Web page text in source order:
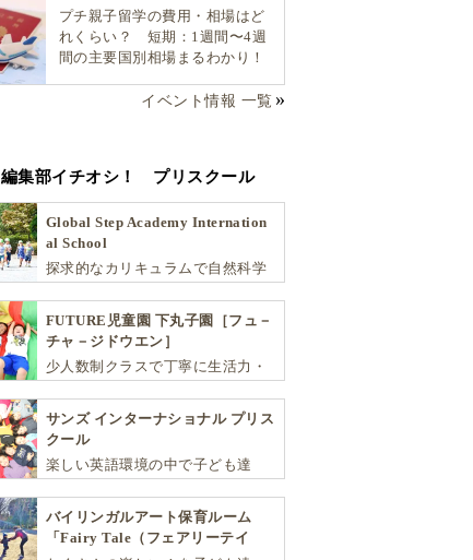
プチ親子留学の費用・相場はど
れくらい？ 短期：1週間〜4週
間の主要国別相場まるわかり！
イベント情報 一覧
編集部イチオシ！ プリスクール
Global Step Academy Internation
al School
探求的なカリキュラムで自然科学
非認知能力を育てるインターナシ
ョナル・プリスクールです。
FUTURE児童園 下丸子園［フュ－
チャ－ジドウエン］
少人数制クラスで丁寧に生活力・
能性を広げます！
サンズ インターナショナル プリス
クール
楽しい英語環境の中で子ども達
を育む少人数制のアットホームな
スクールです
バイリンガルアート保育ルーム
「Fairy Tale（フェアリーテイ